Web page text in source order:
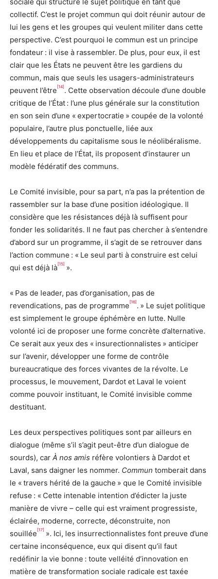
collectif. C’est le projet commun qui doit réunir autour de
lui les gens et les groupes qui veulent militer dans cette
perspective. C’est pourquoi le commun est un principe
fondateur : il vise à rassembler. De plus, pour eux, il est
clair que les États ne peuvent être les gardiens du
commun, mais que seuls les usagers-administrateurs
peuvent l’être [14] . Cette observation découle d’une double
critique de l’État : l’une plus générale sur la constitution
en son sein d’une « expertocratie » coupée de la volonté
populaire, l’autre plus ponctuelle, liée aux
développements du capitalisme sous le néolibéralisme.
En lieu et place de l’État, ils proposent d’instaurer un
modèle fédératif des communs.
Le Comité invisible, pour sa part, n’a pas la prétention de
rassembler sur la base d’une position idéologique. Il
considère que les résistances déjà là suffisent pour
fonder les solidarités. Il ne faut pas chercher à s’entendre
d’abord sur un programme, il s’agit de se retrouver dans
l’action commune : « Le seul parti à construire est celui
qui est déjà là[15] ».
« Pas de leader, pas d’organisation, pas de
revendications, pas de programme [16] . » Le sujet politique
est simplement le groupe éphémère en lutte. Nulle
volonté ici de proposer une forme concrète d’alternative.
Ce serait aux yeux des « insurectionnalistes » anticiper
sur l’avenir, développer une forme de contrôle
bureaucratique des forces vivantes de la révolte. Le
processus, le mouvement, Dardot et Laval le voient
comme pouvoir instituant, le Comité invisible comme
destituant.
Les deux perspectives politiques sont par ailleurs en
dialogue (même s’il s’agit peut-être d’un dialogue de
sourds), car À nos amis réfère volontiers à Dardot et
Laval, sans daigner les nommer. Commun tomberait dans
le « travers hérité de la gauche » que le Comité invisible
refuse : « Cette intenable intention d’édicter la juste
manière de vivre – celle qui est vraiment progressiste,
éclairée, moderne, correcte, déconstruite, non
souillée [17] ». Ici, les insurrectionnalistes font preuve d’une
certaine inconséquence, eux qui disent qu’il faut
redéfinir la vie bonne : toute velléité d’innovation en
matière de transformation sociale radicale est taxée